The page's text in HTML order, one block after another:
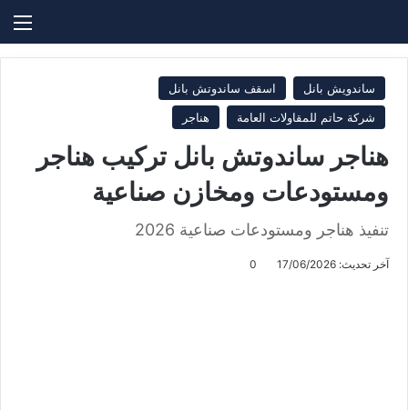
بحث
ساندويش بانل
اسقف ساندوتش بانل
شركة حاتم للمقاولات العامة
هناجر
هناجر ساندوتش بانل تركيب هناجر
ومستودعات ومخازن صناعية
تنفيذ هناجر ومستودعات صناعية 2026
آخر تحديث: 17/06/2026 0